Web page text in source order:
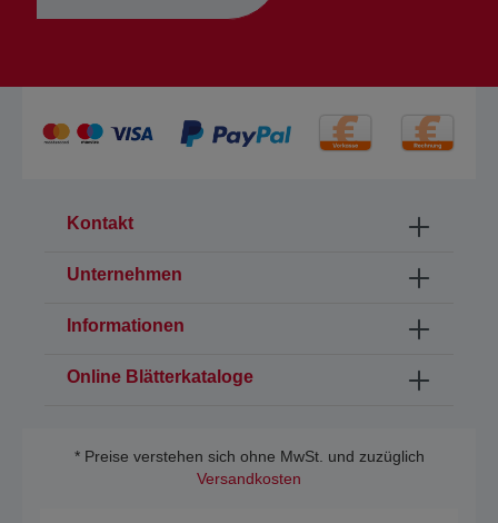
Kontakt
Unternehmen
Informationen
Online Blätterkataloge
* Preise verstehen sich ohne MwSt. und zuzüglich
Versandkosten